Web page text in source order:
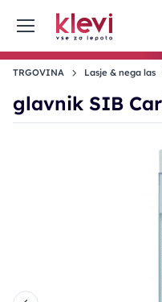
TRGOVINA Lasje & nega las
glavnik SIB